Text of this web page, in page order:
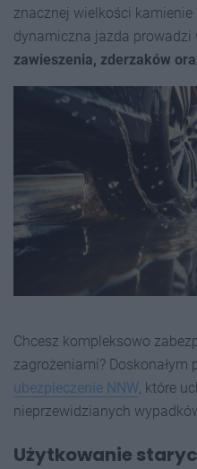
znacznej wielkości kamienie
dynamiczna jazda prowadzi
zawieszenia, zderzaków
Chcesz kompleksowo
zagrożeniami? Doskonałym
ubezpieczenie NNW, które
nieprzewidzianych
Użytkowanie